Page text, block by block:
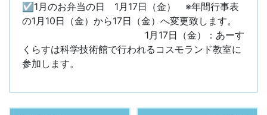
☑1月のお弁当の日 1月17日（金） ※年間行事表
の1月10日（金）から17日（金）へ変更致します。
1月17日（金）：あーす
くらすは科学技術館で行われるコスモランド教室に
参加します。